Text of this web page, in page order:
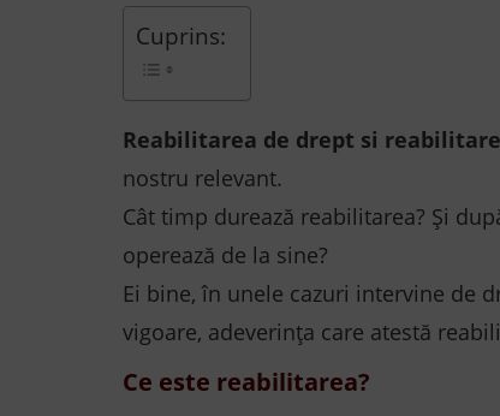
Cuprins:
Reabilitarea de drept si
nostru relevant.
Cât timp durează reabilitarea? Și
operează de la sine?
Ei bine, în unele cazuri intervine de
vigoare, adeverința care atestă
Ce este reabilitarea?